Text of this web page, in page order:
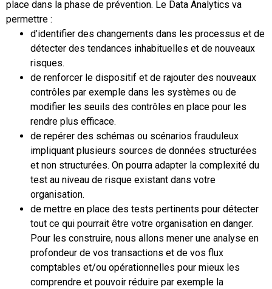
place dans la phase de prévention. Le Data Analytics va
permettre :
d’identifier des changements dans les processus et de
détecter des tendances inhabituelles et de nouveaux
risques.
de renforcer le dispositif et de rajouter des nouveaux
contrôles par exemple dans les systèmes ou de
modifier les seuils des contrôles en place pour les
rendre plus efficace.
de repérer des schémas ou scénarios frauduleux
impliquant plusieurs sources de données structurées
et non structurées. On pourra adapter la complexité du
test au niveau de risque existant dans votre
organisation.
de mettre en place des tests pertinents pour détecter
tout ce qui pourrait être votre organisation en danger.
Pour les construire, nous allons mener une analyse en
profondeur de vos transactions et de vos flux
comptables et/ou opérationnelles pour mieux les
comprendre et pouvoir réduire par exemple la